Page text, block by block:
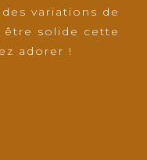
variations de
être solide cette
adorer !